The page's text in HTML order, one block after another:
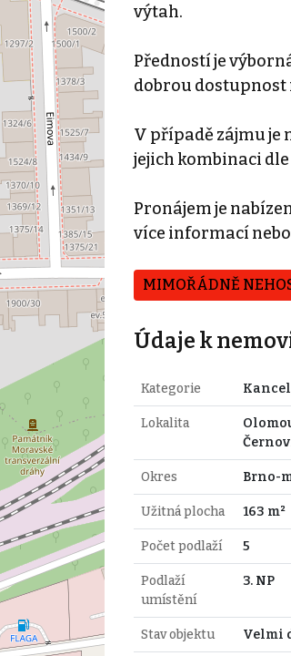
výtah.
Předností je
dobrou dostupnost
V případě zájmu je
jejich kombinaci
Pronájem je
více informací
MIMOŘÁDNĚ
Údaje k
Kategorie
Lokalita
Okres Brno-
Užitná plocha 163 m²
Počet podlaží 5
Podlaží
umístění
3. NP
Stav objektu Velmi